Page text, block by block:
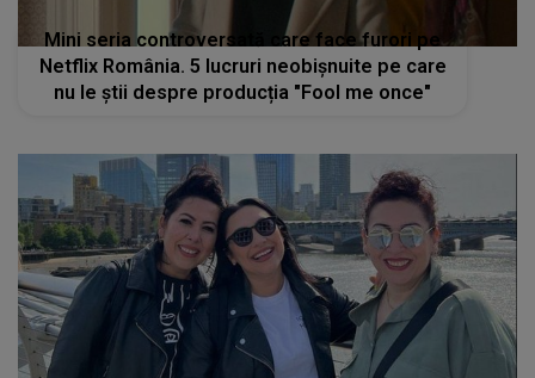
Mini seria controversată care face furori pe
Netflix România. 5 lucruri neobișnuite pe care
nu le știi despre producția "Fool me once"